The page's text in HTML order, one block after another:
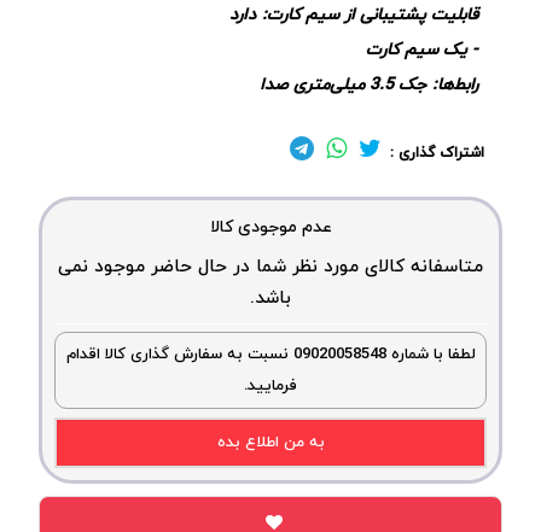
قابلیت پشتیبانی از سیم کارت: دارد
- یک سیم کارت
رابط‌ها: جک 3.5 میلی‌متری صدا
اشتراک گذاری :
عدم موجودی کالا
متاسفانه کالای مورد نظر شما در حال حاضر موجود نمی
باشد.
لطفا با شماره 09020058548 نسبت به سفارش گذاری کالا اقدام
فرمایید.
به من اطلاع بده